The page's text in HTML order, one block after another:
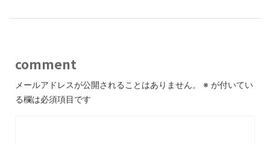
comment
メールアドレスが公開されることはありません。 ※ が付いてい
る欄は必須項目です